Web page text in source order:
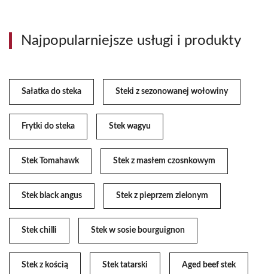
Najpopularniejsze usługi i produkty
Sałatka do steka Steki z sezonowanej wołowiny
Frytki do steka Stek wagyu
Stek Tomahawk Stek z masłem czosnkowym
Stek black angus Stek z pieprzem zielonym
Stek chilli Stek w sosie bourguignon
Stek z kością Stek tatarski Aged beef stek